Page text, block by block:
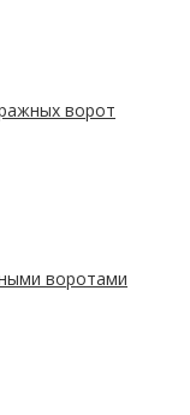
ворот
воротами